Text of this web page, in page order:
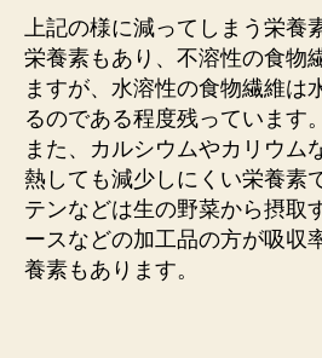
上記の様に減ってしまう栄養
栄養素もあり、不溶性の食物
ますが、水溶性の食物繊維は
るのである程度残っています。
また、カルシウムやカリウム
熱しても減少しにくい栄養素
テンなどは生の野菜から摂取
ースなどの加工品の方が吸収
養素もあります。